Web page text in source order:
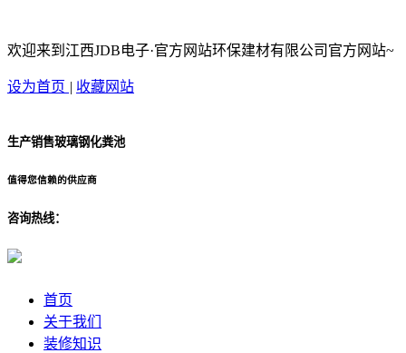
欢迎来到江西JDB电子·官方网站环保建材有限公司官方网站~
设为首页 | 收藏网站
生产销售玻璃钢化粪池
值得您信赖的供应商
咨询热线：
首页
关于我们
装修知识